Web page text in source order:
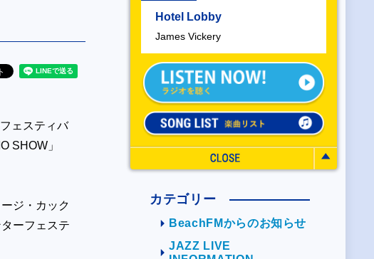
Hotel Lobby
James Vickery
ェスティバ
SHOW」
ジ・カック
ーフェステ
カテゴリー
BeachFMからのお知らせ
JAZZ LIVE